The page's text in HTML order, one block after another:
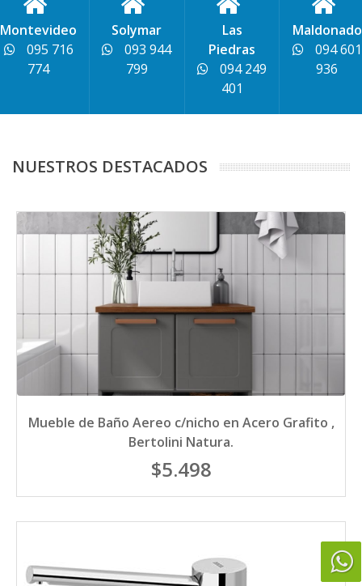
Montevideo
095 716
774
Solymar
093 944
799
Las
Piedras
094 249
401
Maldonado
094 601
936
NUESTROS DESTACADOS
Mueble de Baño Aereo c/nicho en Acero Grafito ,
Bertolini Natura.
$5.498